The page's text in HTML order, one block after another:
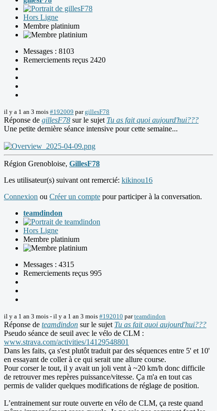
Hors Ligne
Membre platinium
Messages : 8103
Remerciements reçus 2420
il y a 1 an 3 mois #192009 pargillesF78
Réponse de gillesF78 sur le sujet Tu as fait quoi aujourd'hui???
Une petite dernière séance intensive pour cette semaine...
Région Grenobloise, GillesF78
Les utilisateur(s) suivant ont remercié: kikinou16
Connexion ou Créer un compte pour participer à la conversation.
teamdindon
Hors Ligne
Membre platinium
Messages : 4315
Remerciements reçus 995
il y a 1 an 3 mois - il y a 1 an 3 mois #192010 parteamdindon
Réponse de teamdindon sur le sujet Tu as fait quoi aujourd'hui???
Pseudo séance de seuil avec le vélo de CLM :
www.strava.com/activities/14129548801
Dans les faits, ça s'est plutôt traduit par des séquences entre 5' et 10'
en essayant de coller à ce qui serait une allure course.
Pour corser le tout, il y avait un joli vent à ~20 km/h donc difficile
de retrouver mes repères puissance/vitesse. Ça m'a en tout cas
permis de valider quelques modifications de réglage de position.
L’entrainement sur route ouverte en vélo de CLM, ça reste quand